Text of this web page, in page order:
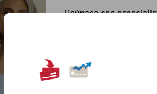
Reúnase con
orientación que
personales, hasta el
inicio o crecimiento
esté listo, un